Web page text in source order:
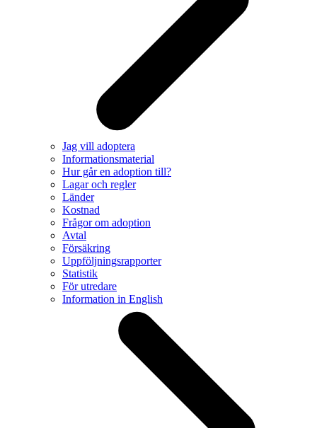
Jag vill adoptera
Informationsmaterial
Hur går en adoption till?
Lagar och regler
Länder
Kostnad
Frågor om adoption
Avtal
Försäkring
Uppföljningsrapporter
Statistik
För utredare
Information in English